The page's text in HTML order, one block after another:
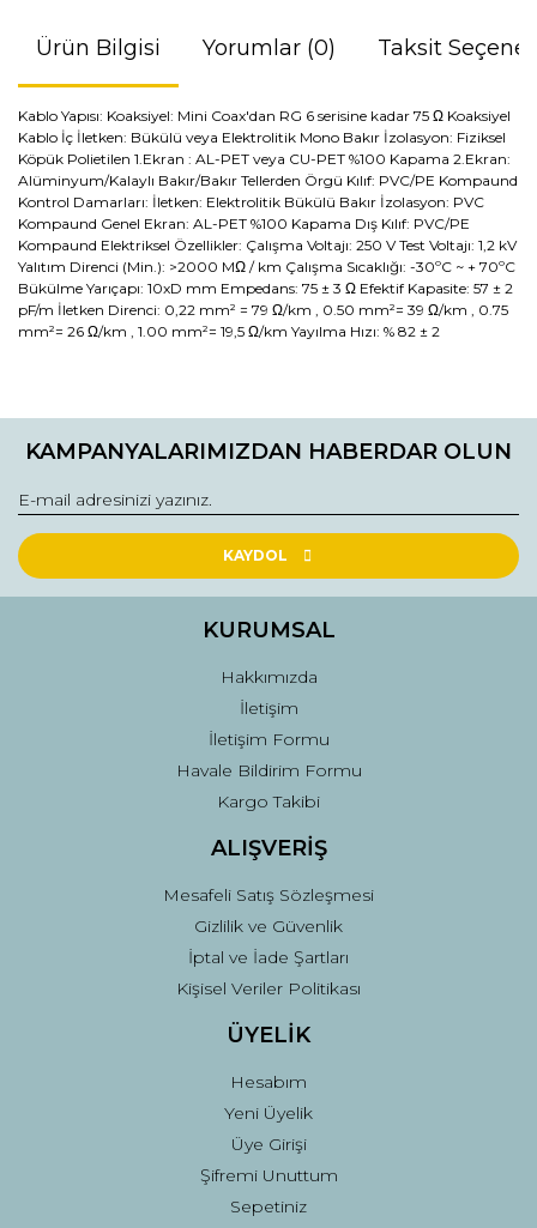
Ürün Bilgisi Yorumlar (0) Taksit
Kablo Yapısı: Koaksiyel: Mini Coax'dan RG 6 serisine kadar 75 Ω Koaksiyel
Kablo İç İletken: Bükülü veya Elektrolitik Mono Bakır İzolasyon: Fiziksel
Köpük Polietilen 1.Ekran : AL-PET veya CU-PET %100 Kapama 2.Ekran:
Alüminyum/Kalaylı Bakır/Bakır Tellerden Örgü Kılıf: PVC/PE Kompaund
Kontrol Damarları: İletken: Elektrolitik Bükülü Bakır İzolasyon: PVC
Kompaund Genel Ekran: AL-PET %100 Kapama Dış Kılıf: PVC/PE
Kompaund Elektriksel Özellikler: Çalışma Voltajı: 250 V Test Voltajı: 1,2 kV
Yalıtım Direnci (Min.): >2000 MΩ / km Çalışma Sıcaklığı: -30ºC ~ + 70ºC
Bükülme Yarıçapı: 10xD mm Empedans: 75 ± 3 Ω Efektif Kapasite: 57 ± 2
pF/m İletken Direnci: 0,22 mm² = 79 Ω/km , 0.50 mm²= 39 Ω/km , 0.75
mm²= 26 Ω/km , 1.00 mm²= 19,5 Ω/km Yayılma Hızı: % 82 ± 2
konularda yetersiz gördüğünüz noktaları öneri formunu
Görüş ve önerileriniz için teşekkür ederiz.
Ürün resmi kalitesiz, bozuk veya görüntülenemiyor.
Ürün açıklamasında eksik bilgiler bulunuyor.
Ürün fiyatı diğer sitelerden daha pahalı.
Gönder
KAMPANYALARIMIZDAN HABERDAR OLUN
KAYDOL
KURUMSAL
Hakkımızda
İletişim
İletişim Formu
Havale Bildirim Formu
Kargo Takibi
ALIŞVERİŞ
Mesafeli Satış Sözleşmesi
Gizlilik ve Güvenlik
İptal ve İade Şartları
Kişisel Veriler Politikası
ÜYELİK
Hesabım
Yeni Üyelik
Üye Girişi
Şifremi Unuttum
Sepetiniz